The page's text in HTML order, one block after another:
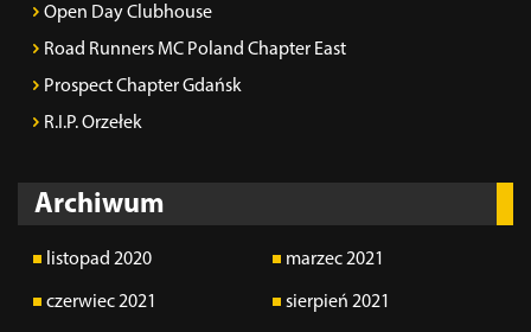
Open Day Clubhouse
Road Runners MC Poland Chapter East
Prospect Chapter Gdańsk
R.I.P. Orzełek
Archiwum
listopad 2020 marzec 2021
czerwiec 2021 sierpień 2021